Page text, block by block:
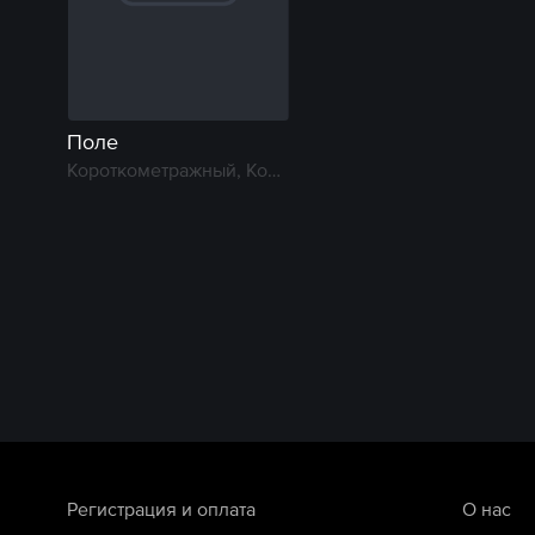
Поле
Короткометражный, Комедия, Фантастика, Драма
Регистрация и оплата О нас